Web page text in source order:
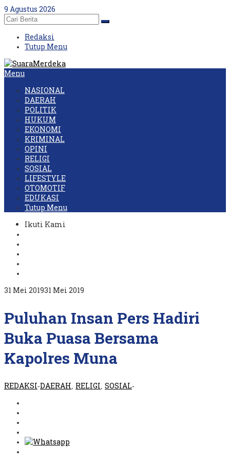
Skip
to
content
9 Agustus 2026
Redaksi
Tutup Menu
Menu
NASIONAL
DAERAH
POLITIK
HUKUM
EKONOMI
KRIMINAL
OPINI
RELIGI
SOSIAL
LIFESTYLE
OTOMOTIF
EDUKASI
Tutup Menu
Ikuti Kami
31 Mei 201931 Mei 2019
Puluhan Insan Pers Hadiri
Buka Puasa Bersama
Kapolres Muna
REDAKSI-DAERAH RELIGI SOSIAL-